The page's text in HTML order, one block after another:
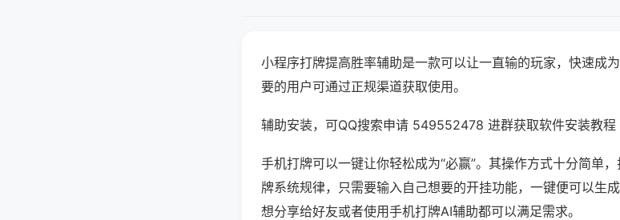
小程序打牌提高胜率辅助是一款可以让一直输的玩家，快速成
要的用户可通过正规渠道获取使用。
辅助安装，可QQ搜索申请 549552478 进群获取软件安装教程
手机打牌可以一键让你轻松成为“必赢”。其操作方式十分简单
牌系统规律，只需要输入自己想要的开挂功能，一键便可以生
想分享给好友或者使用手机打牌AI辅助都可以满足需求。